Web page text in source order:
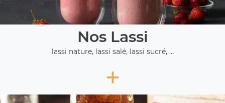
Nos Lassi
lassi nature, lassi salé, lassi sucré, ...
+